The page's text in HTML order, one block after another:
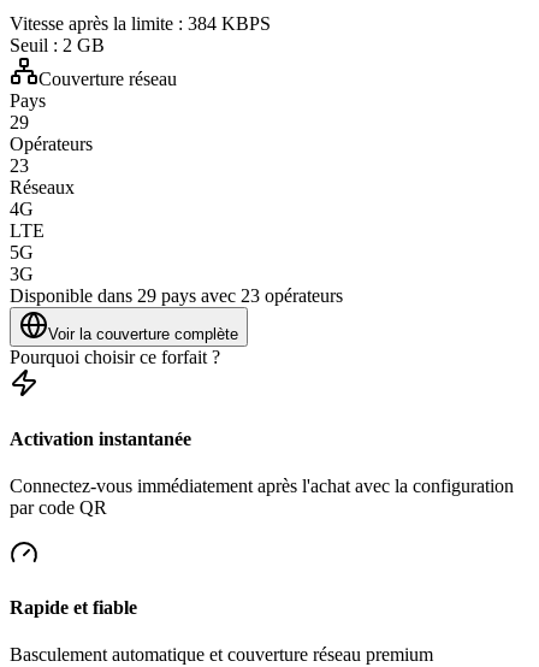
Vitesse après la limite : 384 KBPS
Seuil : 2 GB
Couverture réseau
Pays
29
Opérateurs
23
Réseaux
4G
LTE
5G
3G
Disponible dans 29 pays avec 23 opérateurs
Voir la couverture complète
Pourquoi choisir ce forfait ?
Activation instantanée
Connectez-vous immédiatement après l'achat avec la configuration
par code QR
Rapide et fiable
Basculement automatique et couverture réseau premium